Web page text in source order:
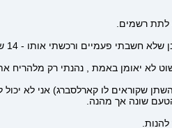
חשבתי פעמיים ורכשתי אותו - 14 שקל.
לא יאומן באמת , נהנתי רק מלהריח
שקוראים לו קארלסברג) אני לא יכול
שונה אך מהנה.